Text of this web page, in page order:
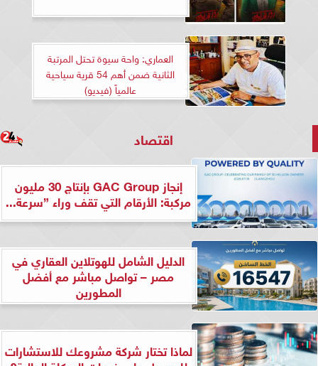
العماري: واحة سيوة تحتل المرتبة
الثانية ضمن أهم 54 قرية سياحية
عالمياً (فيديو)
اقتصاد
إنجاز GAC Group بإنتاج 30 مليون
مركبة: الأرقام التي تقف وراء ”سرعة...
الدليل الشامل للهوتلاين العقاري في
مصر – تواصل مباشر مع أفضل
المطورين
لماذا تختار شركة مشروعك للاستشارات